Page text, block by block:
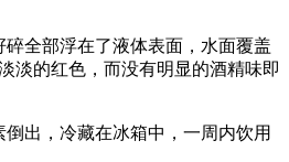
全部浮在了液体表面，水面覆盖
淡的红色，而没有明显的酒精味即
出，冷藏在冰箱中，一周内饮用